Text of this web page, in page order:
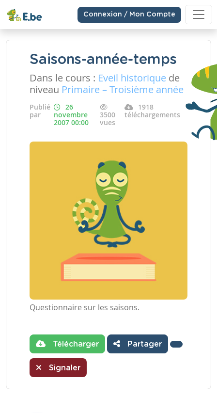
Connexion / Mon Compte
Saisons-année-temps
Dans le cours : Eveil historique de
niveau Primaire – Troisième année
Publié
par
26
novembre
2007 00:00
3500
vues
1918
téléchargements
Questionnaire sur les saisons.
Télécharger Partager
Signaler